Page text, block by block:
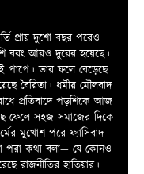
প্রায় দুশো বছর পরেও
বরং আরও দুরের হয়েছে।
পাপে। তার ফলে বেড়েছে
বৈরিতা। ধর্মীয় মৌলবাদ
প্রতিবাদে পড়শিকে আজ
ফেলে সহজ সমাজের দিকে
মুখোশ পরে ফ্যাসিবাদ
পরা কথা বলা—­­ যে কোনও
রাজনীতির হাতিয়ার।